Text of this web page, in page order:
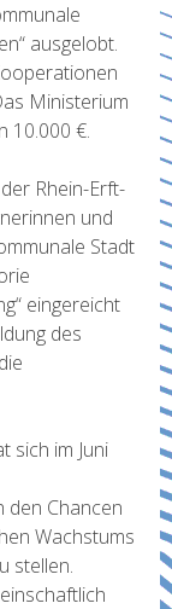
ausgelobt.
Ministerium
10.000 €.
Rhein-Erft-
und
Stadt
eingereicht
des
sich im Juni
den Chancen
Wachstums
stellen.